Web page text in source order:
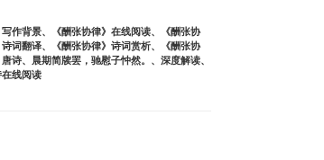
写作背景、 《酬张协律》在线阅读、
《酬张协
诗词翻译、 《酬张协律》诗词赏析、
《酬张协
唐诗、 晨期简牍罢，驰慰子忡然。 、 深度解读、
线阅读